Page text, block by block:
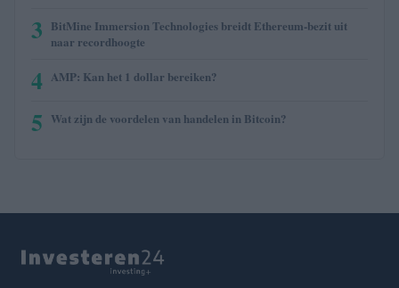
3 BitMine Immersion Technologies breidt Ethereum-bezit uit
naar recordhoogte
4 AMP: Kan het 1 dollar bereiken?
5 Wat zijn de voordelen van handelen in Bitcoin?